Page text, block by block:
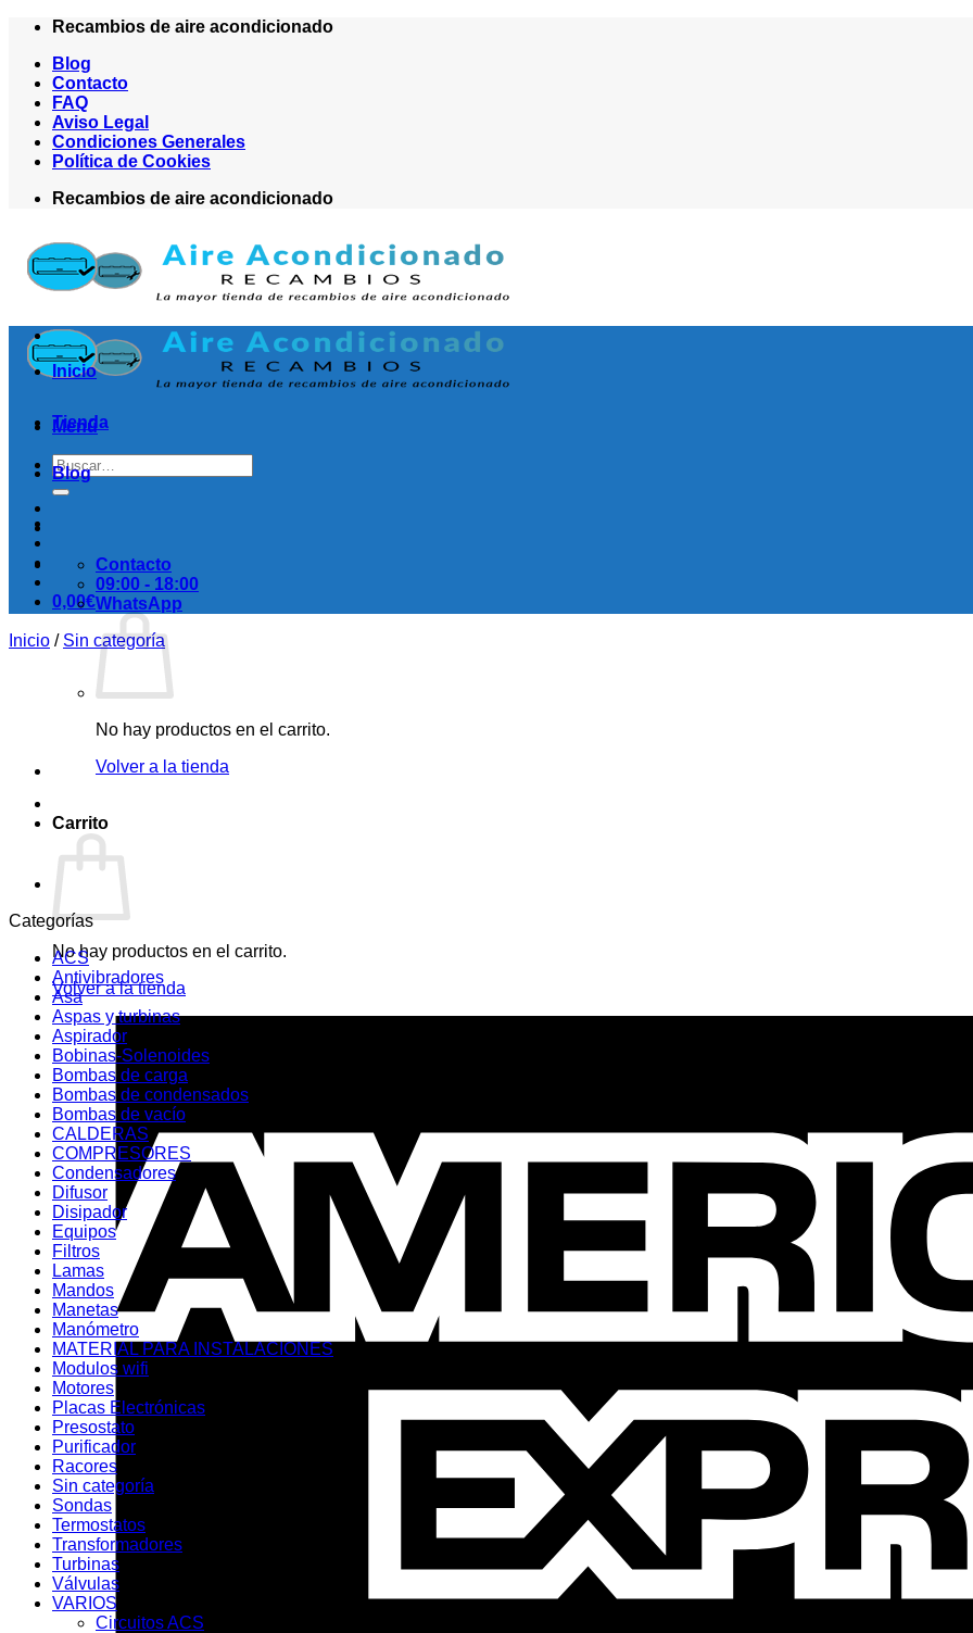
Saltar
contenido
Recambios de aire acondicionado
Blog
Contacto
FAQ
Aviso Legal
Condiciones Generales
Política de Cookies
Recambios de aire acondicionado
Menú
Buscar
por:
0,00€
No hay productos en el carrito.
Volver a la tienda
Carrito
No hay productos en el carrito.
Volver a la tienda
Inicio
Tienda
Blog
Contacto
09:00 - 18:00
WhatsApp
Inicio / Sin categoría
Categorías
ACS
Antivibradores
Asa
Aspas y turbinas
Aspirador
Bobinas-Solenoides
Bombas de carga
Bombas de condensados
Bombas de vacío
CALDERAS
COMPRESORES
Condensadores
Difusor
Disipador
Equipos
Filtros
Lamas
Mandos
Manetas
Manómetro
MATERIAL PARA INSTALACIONES
Modulos wifi
Motores
Placas Electrónicas
Presostato
Purificador
Racores
Sin categoría
Sondas
Termostatos
Transformadores
Turbinas
Válvulas
VARIOS
Circuitos ACS